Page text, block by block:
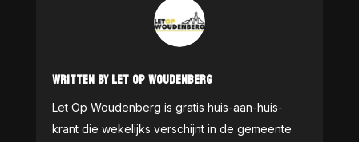
WRITTEN BY LET OP WOUDENBERG
Let Op Woudenberg is gratis huis-aan-huis-
krant die wekelijks verschijnt in de gemeente